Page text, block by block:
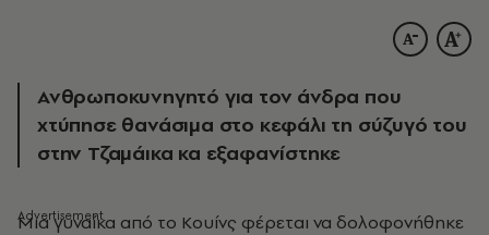
Ανθρωποκυνηγητό για τον άνδρα που
χτύπησε θανάσιμα στο κεφάλι τη σύζυγό του
στην Τζαμάικα κα εξαφανίστηκε
Μια γυναίκα από το Κουίνς φέρεται να δολοφονήθηκε